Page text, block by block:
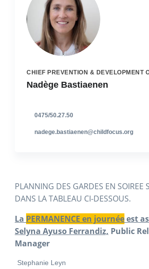
CHIEF PREVENTION & DEVELOPMENT
Nadège Bastiaenen
0475/50.27.50
nadege.bastiaenen@childfocus.org
PLANNING DES GARDES EN SOIREE
DANS LA TABLEAU CI-DESSOUS.
La PERMANENCE en journéeest
Selyna Ayuso Ferrandiz, Public
Manager
Stephanie Leyn